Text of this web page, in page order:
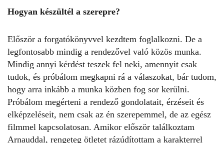
Hogyan készültél a szerepre?
Először a forgatókönyvvel kezdtem foglalkozni. De a
legfontosabb mindig a rendezővel való közös munka.
Mindig annyi kérdést teszek fel neki, amennyit csak
tudok, és próbálom megkapni rá a válaszokat, bár tudom,
hogy arra inkább a munka közben fog sor kerülni.
Próbálom megérteni a rendező gondolatait, érzéseit és
elképzeléseit, nem csak az én szerepemmel, de az egész
filmmel kapcsolatosan. Amikor először találkoztam
Arnauddal, rengeteg ötletet rázúdítottam a karakterrel